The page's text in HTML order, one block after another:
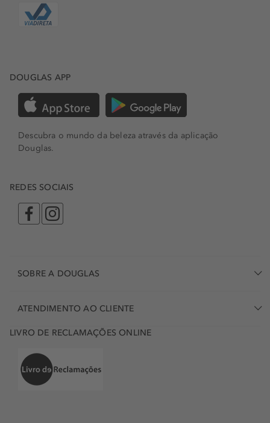
DOUGLAS APP
Descubra o mundo da beleza através da aplicação
Douglas.
REDES SOCIAIS
SOBRE A DOUGLAS
ATENDIMENTO AO CLIENTE
LIVRO DE RECLAMAÇÕES ONLINE